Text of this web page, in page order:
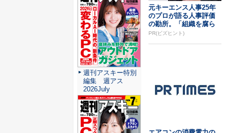
元キーエンス人事25年
のプロが語る人事評価
の勘所。「組織を腐ら
せるNG評価」とは...
PR(ビズヒント)
週刊アスキー特別
編集 週アス
2026July